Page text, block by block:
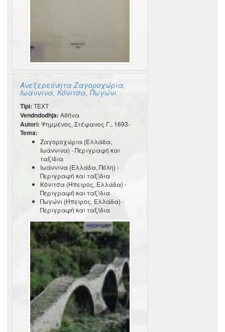
Ανεξερεύνητα Ζαγοροχώρια,
Ιωάννινα, Κόνιτσα, Πωγώνι
Tipi: TEXT
Vendndodhja: Αθήνα
Autori: Ψημμένος, Στέφανος Γ., 1693-
Tema:
Ζαγοροχώρια (Ελλάδα,
Ιωάννινα) - Περιγραφή και
ταξίδια
Ιωάννινα (Ελλάδα, Πόλη) -
Περιγραφή και ταξίδια
Κόνιτσα (Ήπειρος, Ελλάδα) -
Περιγραφή και ταξίδια
Πωγώνι (Ήπειρος, Ελλάδα) -
Περιγραφή και ταξίδια